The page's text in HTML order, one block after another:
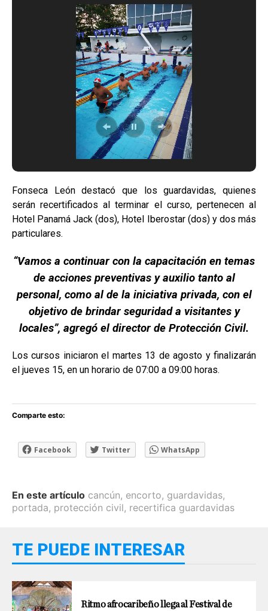
Fonseca León destacó que los guardavidas, quienes
serán recertificados al terminar el curso, pertenecen al
Hotel Panamá Jack (dos), Hotel Iberostar (dos) y dos más
particulares.
“Vamos a continuar con la capacitación en temas
de acciones preventivas y auxilio tanto al
personal, como al de la iniciativa privada, con el
objetivo de brindar seguridad a visitantes y
locales”, agregó el director de Protección Civil.
Los cursos iniciaron el martes 13 de agosto y finalizarán
el jueves 15, en un horario de 07:00 a 09:00 horas.
Comparte esto:
Facebook Twitter WhatsApp
En este artículo cancún, encorto, guardavidas,
portada, protección civil, recertifica guardavidas
TE PUEDE INTERESAR
Ritmo afrocaribeño llega al Festival de